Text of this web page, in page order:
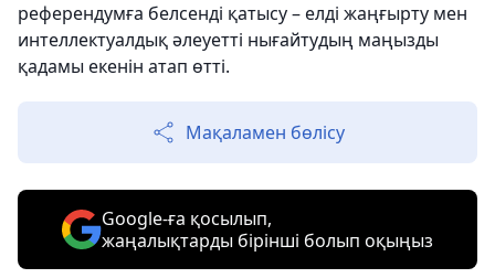
референдумға белсенді қатысу – елді жаңғырту мен
интеллектуалдық әлеуетті нығайтудың маңызды
қадамы екенін атап өтті.
Мақаламен бөлісу
Google-ға қосылып,
жаңалықтарды бірінші болып оқыңыз